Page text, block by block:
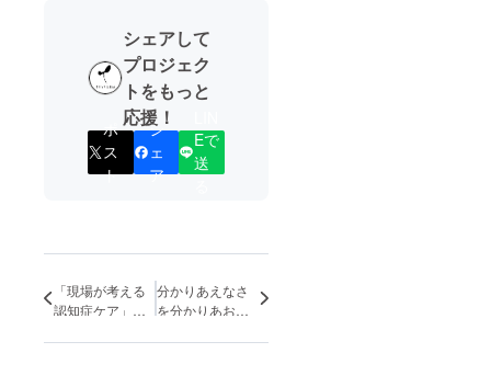
シェアして
プロジェク
トをもっと
応援！
ポ
ス
ト
シ
ェ
ア
Eで
送
「現場が考える
認知症ケア」
内
分かりあえなさ
を分かりあおう
切さ